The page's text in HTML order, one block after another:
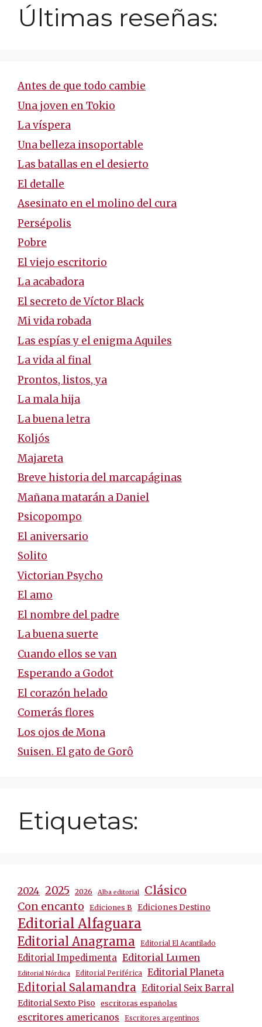
Últimas reseñas:
Antes de que todo cambie
Una joven en Tokio
La víspera
Una belleza insoportable
Las batallas en el desierto
El detalle
Asesinato en el molino del cura
Persépolis
Pobre
El viejo escritorio
La acabadora
El secreto de Víctor Black
Mi vida robada
Las espías y el enigma Aquiles
La vida al final
Prontos, listos, ya
La mala hija
La buena letra
Koljós
Majareta
Breve historia del marcapáginas
Mañana matarán a Daniel
Psicopompo
El aniversario
Solito
Victorian Psycho
El amo
El nombre del padre
La buena suerte
Cuando ellos se van
Esperando a Godot
El corazón helado
Comerás flores
Los ojos de Mona
Suisen. El gato de Gorô
Etiquetas:
2024 2025 2026 Alba editorial Clásico
Con encanto Ediciones B Ediciones Destino
Editorial Alfaguara
Editorial Anagrama Editorial El Acantilado
Editorial Impedimenta Editorial Lumen
Editorial Nórdica Editorial Periférica Editorial Planeta
Editorial Salamandra Editorial Seix Barral
Editorial Sexto Piso escritoras españolas
escritores americanos Escritores argentinos